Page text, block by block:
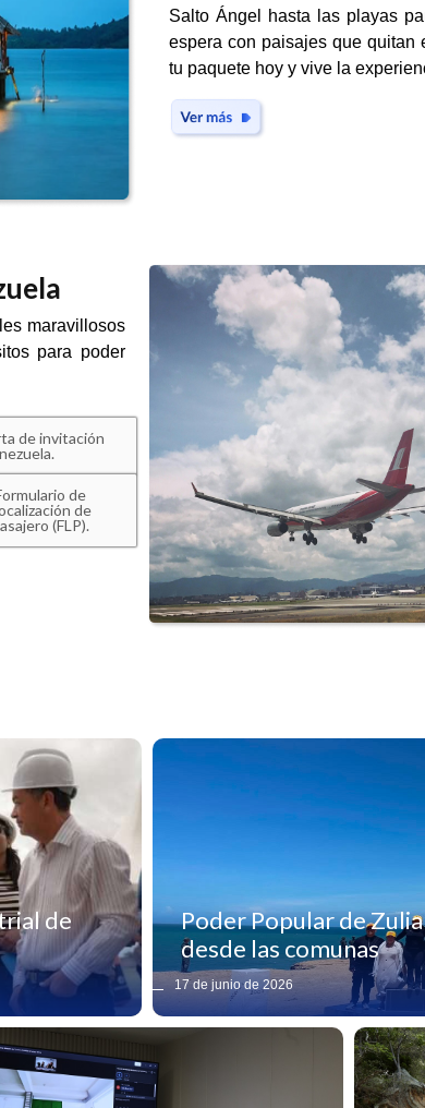
Salto Ángel hasta las playas
espera con paisajes que quitan
tu paquete hoy y vive la
maravillosos
para poder
de invitación
de
de
(FLP).
de
Poder Popular de
desde las comunas
17 de junio de 2026